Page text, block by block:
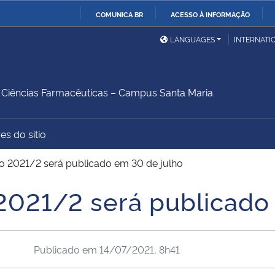
COMUNICA BR ACESSO À INFORMAÇÃO
Ministério da Defesa
Ministério das Relações
Exteriores
Ministério do
Desenvolvimento Regional
União
Advocacia-Geral da União Banco Central do Brasil
LANGUAGES
Farmacêuticas – Campus Santa Maria
do sítio
2021/2 será publicado em 30 de julho
2 será
Publicado em 14/07/2021, 8h41